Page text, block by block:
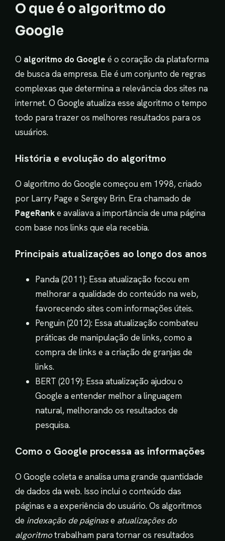
O que é o algoritmo do
Google
O algoritmo do Google é o coração da plataforma
de busca da empresa. Ele é um conjunto de regras
complexas que determina a relevância dos sites na
internet. O Google atualiza esse algoritmo o tempo
todo para trazer os melhores resultados para os
usuários.
História e evolução do algoritmo
O algoritmo do Google começou em 1998, criado
por Larry Page e Sergey Brin. Era chamado de
PageRanke avaliava a importância de uma página
com base nos links que ela recebia.
Principais atualizações ao longo dos anos
Panda (2011): Essa atualização focou em
melhorar a qualidade do conteúdo na web,
favorecendo sites com informações úteis.
Penguin (2012): Essa atualização combateu
práticas de manipulação de links, como a
compra de links e a criação de granjas de
links.
BERT (2019): Essa atualização ajudou o
Google a entender melhor a linguagem
natural, melhorando os resultados de
pesquisa.
Como o Google processa as informações
O Google coleta e analisa uma grande quantidade
de dados da web. Isso inclui o conteúdo das
páginas e a experiência do usuário. Os algoritmos
de indexação de páginase atualizações do
algoritmotrabalham para tornar os resultados